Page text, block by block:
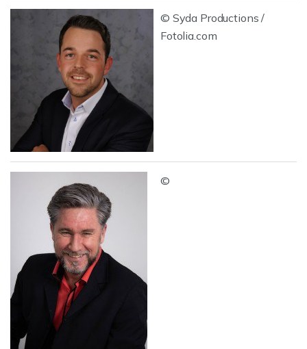
© Syda Productions /
Fotolia.com
©